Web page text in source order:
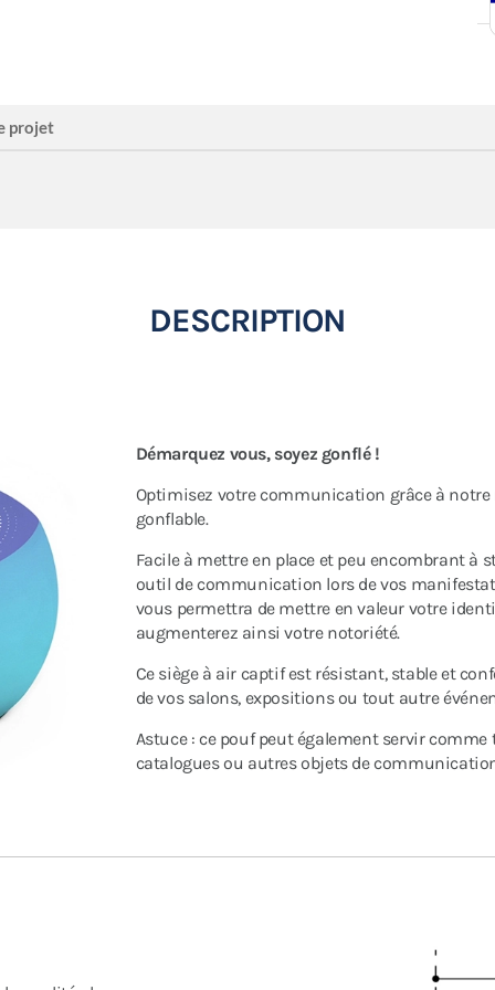
projet
DESCRIPTION
Démarquez vous, soyez gonflé !
Optimisez votre communication grâce à
gonflable.
Facile à mettre en place et peu encombrant à
outil de communication lors de vos
vous permettra de mettre en valeur votre
augmenterez ainsi votre notoriété.
Ce siège à air captif est résistant, stable et
de vos salons, expositions ou tout autre
Astuce : ce pouf peut également servir
catalogues ou autres objets de